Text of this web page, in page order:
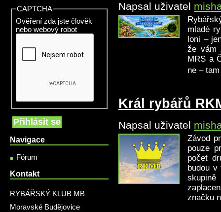
CAPTCHA
Ověření zda jste člověk
nebo webový robot
Navigace
Fórum
Kontakt
RYBÁŘSKÝ KLUB MB
Moravské Budějovice
Napsal uživatel
mladé
loni –
že vám
MRS a
ne –
Král rybářů
Napsal uživatel
Závod
pouze
počet
budou v
značku